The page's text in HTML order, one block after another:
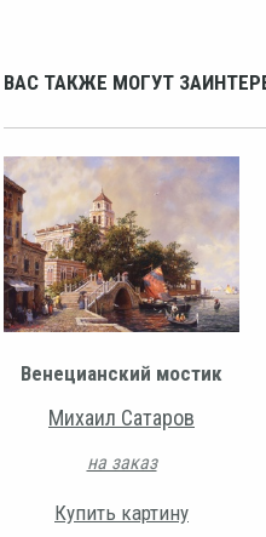
ВАС ТАКЖЕ МОГУТ
Венецианский мостик
Михаил Сатаров
на заказ
Купить картину